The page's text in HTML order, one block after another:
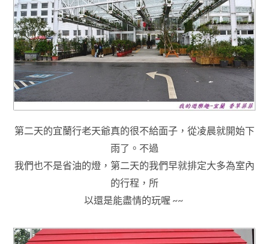
第二天的宜蘭行老天爺真的很不給面子，從凌晨就開始下
雨了 。 不過
我們也不是省油的燈 ，第二天的我們早就排定大多為室內
的行程 ，所
以還是能盡情的玩喔 ~~